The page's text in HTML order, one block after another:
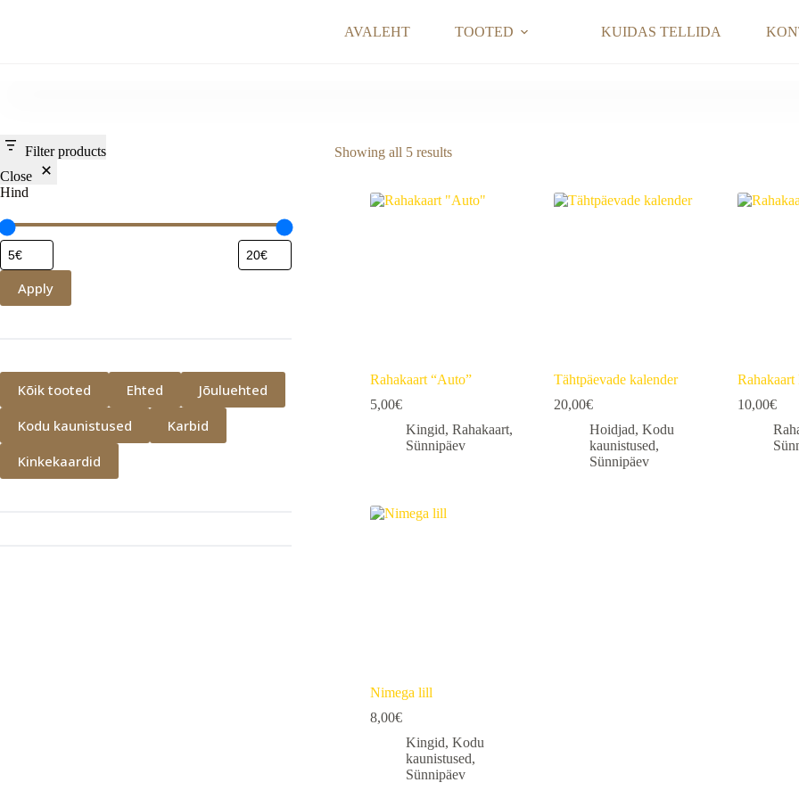
AVALEHT TOOTED KUIDAS TELLIDA
Showing all 5 resultsSorted
Rahakaart “Auto”
5,00€
Kingid, Rahakaart,
Sünnipäev
Tähtpäevade kalender
20,00€
Hoidjad,Kodu
kaunistused,
Sünnipäev
Rahakaart
10,00€
Nimega lill
8,00€
Kingid, Kodu
kaunistused,
Sünnipäev
Filter products
Close
Hind
Apply
Kõik tooted Ehted
Jõuluehted
Kodu kaunistused
Karbid
Kinkekaardid